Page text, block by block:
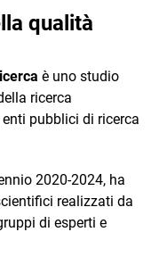
qualità
è uno studio
ricerca
pubblici di ricerca
2020-2024, ha
realizzati da
di esperti e